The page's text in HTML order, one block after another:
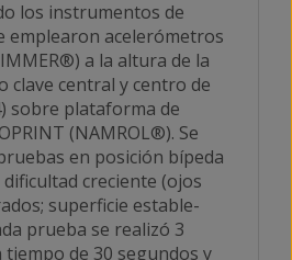
los instrumentos de
emplearon acelerómetros
a la altura de la
clave central y centro de
sobre plataforma de
(NAMROL®). Se
en posición bípeda
creciente (ojos
superficie estable-
prueba se realizó 3
tiempo de 30 segundos y